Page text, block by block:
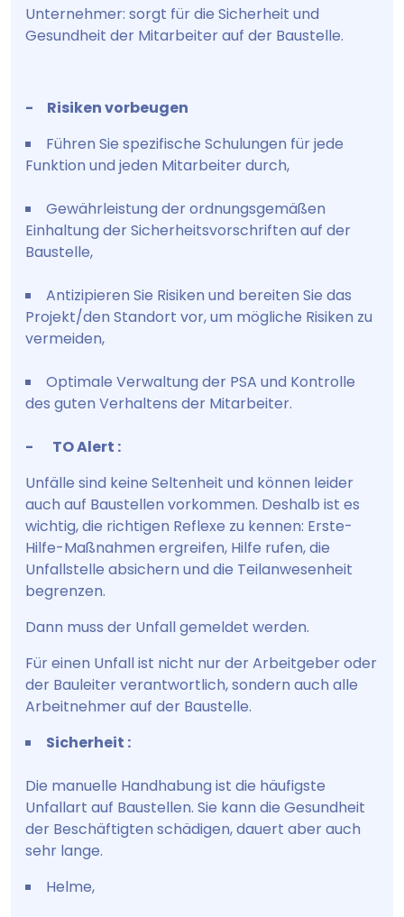
Unternehmer: sorgt für die Sicherheit und
Gesundheit der Mitarbeiter auf der Baustelle.
- Risiken vorbeugen
Führen Sie spezifische Schulungen für jede
Funktion und jeden Mitarbeiter durch,
Gewährleistung der ordnungsgemäßen
Einhaltung der Sicherheitsvorschriften auf der
Baustelle,
Antizipieren Sie Risiken und bereiten Sie das
Projekt/den Standort vor, um mögliche Risiken zu
vermeiden,
Optimale Verwaltung der PSA und Kontrolle
des guten Verhaltens der Mitarbeiter.
- TO Alert :
Unfälle sind keine Seltenheit und können leider
auch auf Baustellen vorkommen. Deshalb ist es
wichtig, die richtigen Reflexe zu kennen: Erste-
Hilfe-Maßnahmen ergreifen, Hilfe rufen, die
Unfallstelle absichern und die Teilanwesenheit
begrenzen.
Dann muss der Unfall gemeldet werden.
Für einen Unfall ist nicht nur der Arbeitgeber oder
der Bauleiter verantwortlich, sondern auch alle
Arbeitnehmer auf der Baustelle.
Sicherheit :
Die manuelle Handhabung ist die häufigste
Unfallart auf Baustellen. Sie kann die Gesundheit
der Beschäftigten schädigen, dauert aber auch
sehr lange.
Helme,